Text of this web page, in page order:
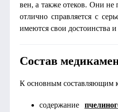
вен, а также отеков. Они не
отлично справляется с
имеются свои достоинства и
Состав
К основным составляющим
содержание